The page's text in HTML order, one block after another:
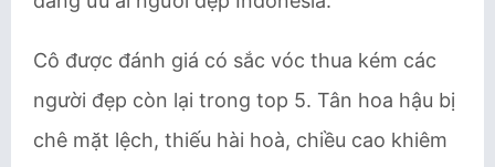
Cô được đánh giá có sắc vóc thua kém các
người đẹp còn lại trong top 5. Tân hoa hậu bị
chê mặt lệch, thiếu hài hoà, chiều cao khiêm